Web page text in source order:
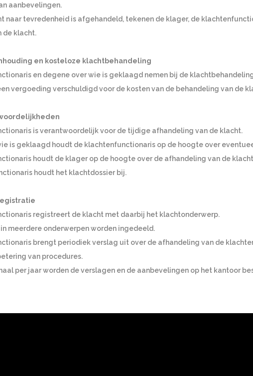
aanbevelingen.
naar tevredenheid is afgehandeld, tekenen de klager, de
de klacht.
en kosteloze klachtbehandeling
en degene over wie is geklaagd nemen bij de
vergoeding verschuldigd voor de kosten van de behandeling van de
is verantwoordelijk voor de tijdige afhandeling van de klacht.
is geklaagd houdt de klachtenfunctionaris op de hoogte over
houdt de klager op de hoogte over de afhandeling van de
houdt het klachtdossier bij.
registreert de klacht met daarbij het klachtonderwerp.
in meerdere onderwerpen worden ingedeeld.
brengt periodiek verslag uit over de afhandeling van de
van procedures.
per jaar worden de verslagen en de aanbevelingen op het kantoor